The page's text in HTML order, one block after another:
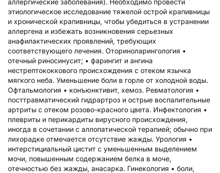
этиологическое исследование тяжелой острой крапивницы
и хронической крапивницы, чтобы убедиться в устранении
аллергена и избежать возникновения серьезных
анафилактических проявлений, требующих
соответствующего лечения. Оториноларингология •
отечный риносинусит; • фарингит и ангина
нестрептококкового происхождения с отеком язычка
мягкого неба. Уменьшение боли в горле от холодной воды.
Офтальмология • конъюнктивит, хемоз. Ревматология •
посттравматический гидрартроз и острые воспалительные
артриты с отеком розово-красного цвета. Инфектология •
плевриты и перикардиты вирусного происхождения,
иногда в сочетании с аллопатической терапией; обычно при
лихорадке отмечается отсутствие жажды. Урология •
интерстициальный цистит с уменьшенным выделением
мочи, повышенным содержанием белка в моче,
отечностью без жажды, анасарка. Гинекология • боли,